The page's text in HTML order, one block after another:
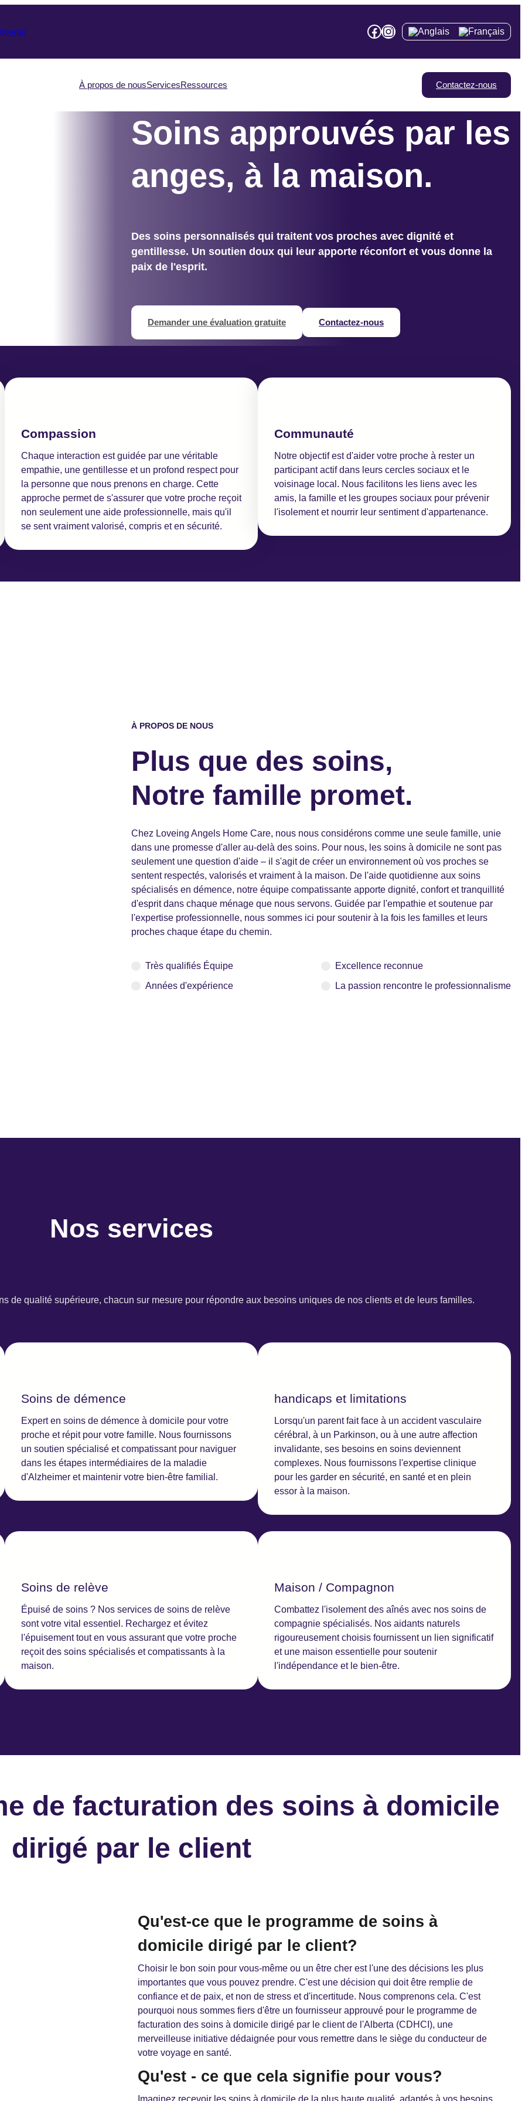
Facebook
Instagram
À propos de nousServicesRessources Contactez-nous
Soins approuvés par les
anges, à la maison.
Des soins personnalisés qui traitent vos proches avec dignité et
gentillesse. Un soutien doux qui leur apporte réconfort et vous donne la
paix de l'esprit.
Demander une évaluation gratuite Contactez-nous
Compassion
Chaque interaction est guidée par une véritable
empathie, une gentillesse et un profond respect pour
la personne que nous prenons en charge. Cette
approche permet de s'assurer que votre proche reçoit
non seulement une aide professionnelle, mais qu'il
se sent vraiment valorisé, compris et en sécurité.
Communauté
Notre objectif est d'aider votre proche à rester un
participant actif dans leurs cercles sociaux et le
voisinage local. Nous facilitons les liens avec les
amis, la famille et les groupes sociaux pour prévenir
l'isolement et nourrir leur sentiment d'appartenance.
À PROPOS DE NOUS
Plus que des soins,
Notre famille promet.
Chez Loveing Angels Home Care, nous nous considérons comme une seule famille, unie
dans une promesse d'aller au-delà des soins. Pour nous, les soins à domicile ne sont pas
seulement une question d'aide – il s'agit de créer un environnement où vos proches se
sentent respectés, valorisés et vraiment à la maison. De l'aide quotidienne aux soins
spécialisés en démence, notre équipe compatissante apporte dignité, confort et tranquillité
d'esprit dans chaque ménage que nous servons. Guidée par l'empathie et soutenue par
l'expertise professionnelle, nous sommes ici pour soutenir à la fois les familles et leurs
proches chaque étape du chemin.
Très qualifiés Équipe
Années d'expérience
Excellence reconnue
La passion rencontre le professionnalisme
Nos services
de qualité supérieure, chacun sur mesure pour répondre aux besoins uniques de nos clients et de leurs familles.
Soins de démence
Expert en soins de démence à domicile pour votre
proche et répit pour votre famille. Nous fournissons
un soutien spécialisé et compatissant pour naviguer
dans les étapes intermédiaires de la maladie
d'Alzheimer et maintenir votre bien-être familial.
handicaps et limitations
Lorsqu'un parent fait face à un accident vasculaire
cérébral, à un Parkinson, ou à une autre affection
invalidante, ses besoins en soins deviennent
complexes. Nous fournissons l'expertise clinique
pour les garder en sécurité, en santé et en plein
essor à la maison.
Soins de relève
Épuisé de soins ? Nos services de soins de relève
sont votre vital essentiel. Rechargez et évitez
l'épuisement tout en vous assurant que votre proche
reçoit des soins spécialisés et compatissants à la
maison.
Maison / Compagnon
Combattez l'isolement des aînés avec nos soins de
compagnie spécialisés. Nos aidants naturels
rigoureusement choisis fournissent un lien significatif
et une maison essentielle pour soutenir
l'indépendance et le bien-être.
de facturation des soins à domicile
dirigé par le client
Qu'est-ce que le programme de soins à
domicile dirigé par le client?
Choisir le bon soin pour vous-même ou un être cher est l'une des décisions les plus
importantes que vous pouvez prendre. C'est une décision qui doit être remplie de
confiance et de paix, et non de stress et d'incertitude. Nous comprenons cela. C'est
pourquoi nous sommes fiers d'être un fournisseur approuvé pour le programme de
facturation des soins à domicile dirigé par le client de l'Alberta (CDHCI), une
merveilleuse initiative dédaignée pour vous remettre dans le siège du conducteur de
votre voyage en santé.
Qu'est - ce que cela signifie pour vous?
Imaginez recevoir les soins à domicile de la plus haute qualité, adaptés à vos besoins